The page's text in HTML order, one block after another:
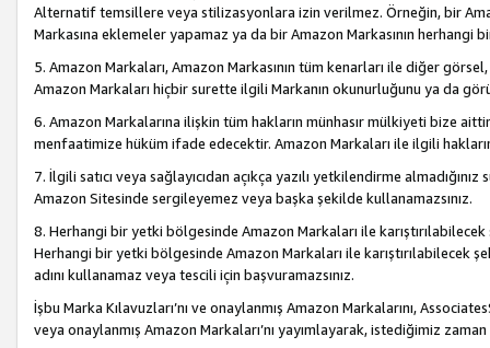
Alternatif temsillere veya stilizasyonlara izin verilmez. Örneğin, bir
Markasına eklemeler yapamaz ya da bir Amazon Markasının herhangi
5. Amazon Markaları, Amazon Markasının tüm kenarları ile diğer
Amazon Markaları hiçbir surette ilgili Markanın okunurluğunu ya da
6. Amazon Markalarına ilişkin tüm hakların münhasır mülkiyeti bize
menfaatimize hüküm ifade edecektir. Amazon Markaları ile ilgili
7. İlgili satıcı veya sağlayıcıdan açıkça yazılı yetkilendirme
Amazon Sitesinde sergileyemez veya başka şekilde kullanamazsınız.
8. Herhangi bir yetki bölgesinde Amazon Markaları ile
Herhangi bir yetki bölgesinde Amazon Markaları ile karıştırılabilecek
adını kullanamaz veya tescili için başvuramazsınız.
İşbu Marka Kılavuzları’nı ve onaylanmış Amazon Markalarını,
veya onaylanmış Amazon Markaları’nı yayımlayarak, istediğimiz